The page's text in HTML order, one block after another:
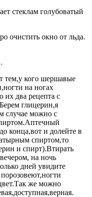
стеклам голубоватый
очистить окно от льда.
тем,у кого шершавые
на ногах
их два рецепта с
глицерин,я
случае можно с
конца,вот и долейте в
спиртом,то
и спирт).Втирать
на ночь
дней увидите
же можно